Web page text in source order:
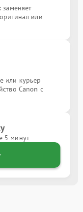
заменяет
или
или курьер
Canon с
5 минут